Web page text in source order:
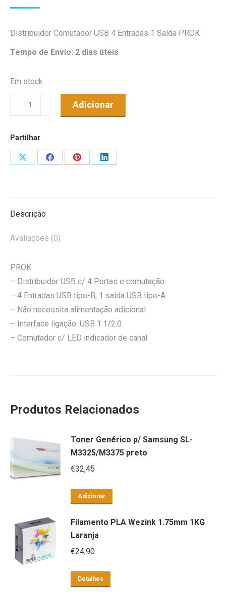
Distribuidor Comutador USB 4 Entradas 1 Saída PROK
Tempo de Envio: 2 dias úteis
Em stock
Quantidade
Comutador
USB
Saída
Adicionar
Partilhar
Share
Share
Share
Share
Descrição
Avaliações (0)
PROK
– Distribuidor USB c/ 4 Portas e comutação
– 4 Entradas USB tipo-B, 1 saída USB tipo-A
– Não necessita alimentação adicional
– Interface ligação: USB 1.1/2.0
– Comutador c/ LED indicador de canal
Produtos Relacionados
Toner Genérico p/ Samsung SL-
M3325/M3375 preto
€32,45
Adicionar
Filamento PLA Wezink 1.75mm 1KG
Laranja
€24,90
Detalhes